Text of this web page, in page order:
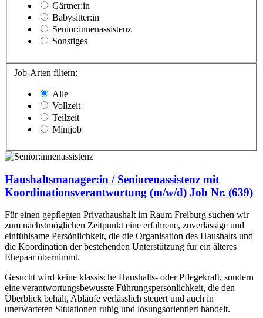
Gärtner:in
Babysitter:in
Senior:innenassistenz
Sonstiges
Job-Arten filtern:
Alle
Vollzeit
Teilzeit
Minijob
Haushaltsmanager:in / Seniorenassistenz mit
Koordinationsverantwortung (m/w/d) Job Nr. (639)
Für einen gepflegten Privathaushalt im Raum Freiburg suchen wir
zum nächstmöglichen Zeitpunkt eine erfahrene, zuverlässige und
einfühlsame Persönlichkeit, die die Organisation des Haushalts und
die Koordination der bestehenden Unterstützung für ein älteres
Ehepaar übernimmt.
Gesucht wird keine klassische Haushalts- oder Pflegekraft, sondern
eine verantwortungsbewusste Führungspersönlichkeit, die den
Überblick behält, Abläufe verlässlich steuert und auch in
unerwarteten Situationen ruhig und lösungsorientiert handelt.